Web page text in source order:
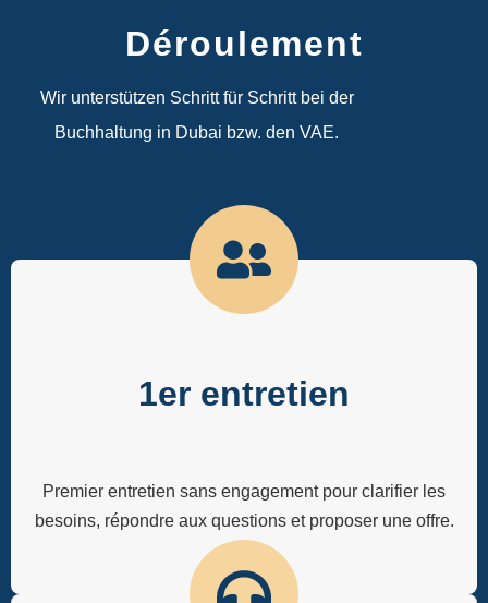
Déroulement
Wir unterstützen Schritt für Schritt bei der
Buchhaltung in Dubai bzw. den VAE.
1er entretien
Premier entretien sans engagement pour clarifier les
besoins, répondre aux questions et proposer une offre.